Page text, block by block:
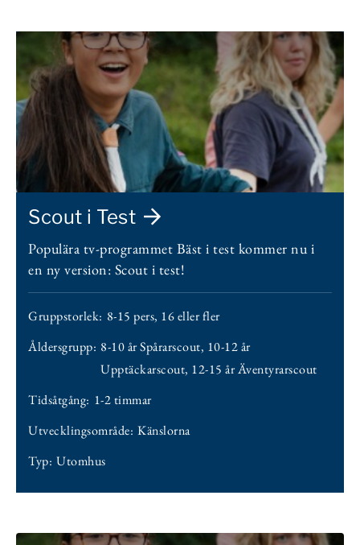
Scout i Test
Populära tv-programmet Bäst i test kommer nu i
en ny version: Scout i test!
Gruppstorlek: 8-15 pers, 16 eller fler
Åldersgrupp: 8-10 år Spårarscout, 10-12 år
Upptäckarscout, 12-15 år Äventyrarscout
Tidsåtgång: 1-2 timmar
Utvecklingsområde: Känslorna
Typ: Utomhus